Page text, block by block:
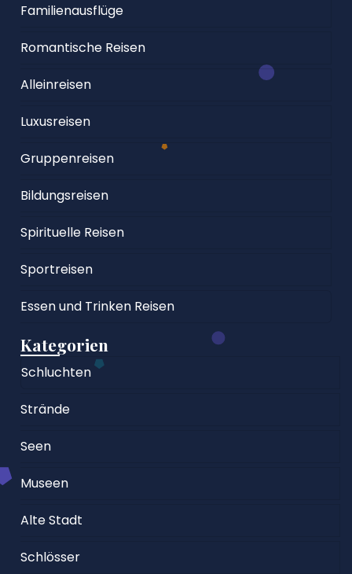
Familienausflüge
Romantische Reisen
Alleinreisen
Luxusreisen
Gruppenreisen
Bildungsreisen
Spirituelle Reisen
Sportreisen
Essen und Trinken Reisen
Kategorien
Schluchten
Strände
Seen
Museen
Alte Stadt
Schlösser